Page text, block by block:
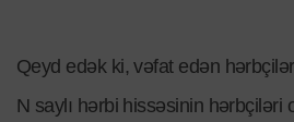
Qeyd edək ki, vəfat edən
N saylı hərbi hissəsinin hərbçiləri